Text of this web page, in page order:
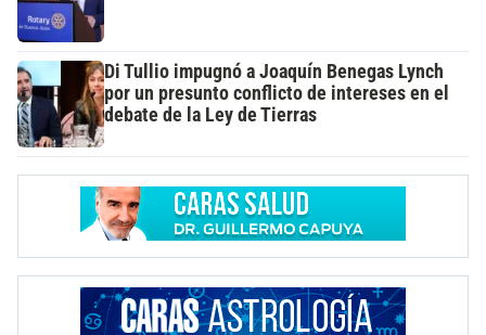
Di Tullio impugnó a Joaquín Benegas Lynch
por un presunto conflicto de intereses en el
debate de la Ley de Tierras